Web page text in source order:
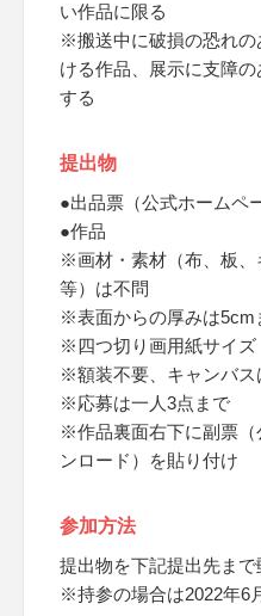
い作品に限る
※搬送中に破損の恐れの
ける作品、展示に支障
する
提出物
●出品票（公式ホームペ
●作品
※画材・素材（布、板
等）は不問
※表面からの厚みは5cm
※四つ切り画用紙サイズ
※額装不要、キャンバス
※応募は一人3点まで
※作品裏面右下に副票（
ンロード）を貼り付け
参加方法
提出物を下記提出先ま
※持参の場合は2022年6